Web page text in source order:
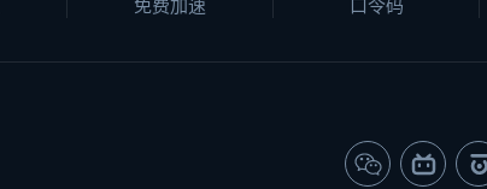
免费加速
口令码